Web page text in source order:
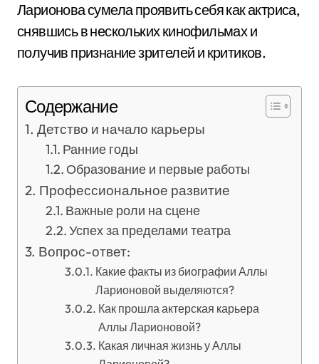
Ларионова сумела проявить себя как актриса,
снявшись в нескольких кинофильмах и
получив признание зрителей и критиков.
Содержание
Детство и начало карьеры
Ранние годы
Образование и первые работы
Профессиональное развитие
Важные роли на сцене
Успех за пределами театра
Вопрос-ответ:
Какие факты из биографии Аллы
Ларионовой выделяются?
Как прошла актерская карьера
Аллы Ларионовой?
Какая личная жизнь у Аллы